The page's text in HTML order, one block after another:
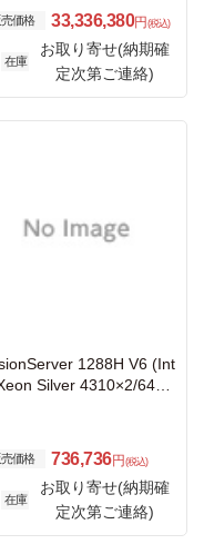
価格 33,336,380円 (税込)
在庫
お取り寄せ(納期確
定次第ご連絡)
1288H V6 (Int
Silver 4310×2/64G
価格 736,736円 (税込)
在庫
お取り寄せ(納期確
定次第ご連絡)